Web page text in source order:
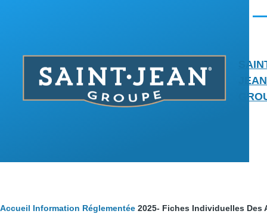
JEAN
Fil
Accueil Information Réglementée 2025- Fiches Individuelles Des